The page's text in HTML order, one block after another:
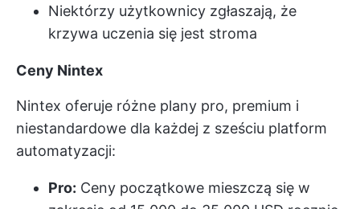
Niektórzy użytkownicy zgłaszają, że
krzywa uczenia się jest stroma
Ceny Nintex
Nintex oferuje różne plany pro, premium i
niestandardowe dla każdej z sześciu platform
automatyzacji:
Pro: Ceny początkowe mieszczą się w